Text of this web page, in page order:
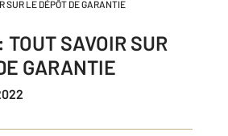
SUR LE DÉPÔT DE GARANTIE
TOUT SAVOIR SUR
GARANTIE